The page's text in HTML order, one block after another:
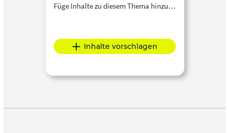
Füge Inhalte zu diesem Thema hinzu…
Inhalte vorschlagen